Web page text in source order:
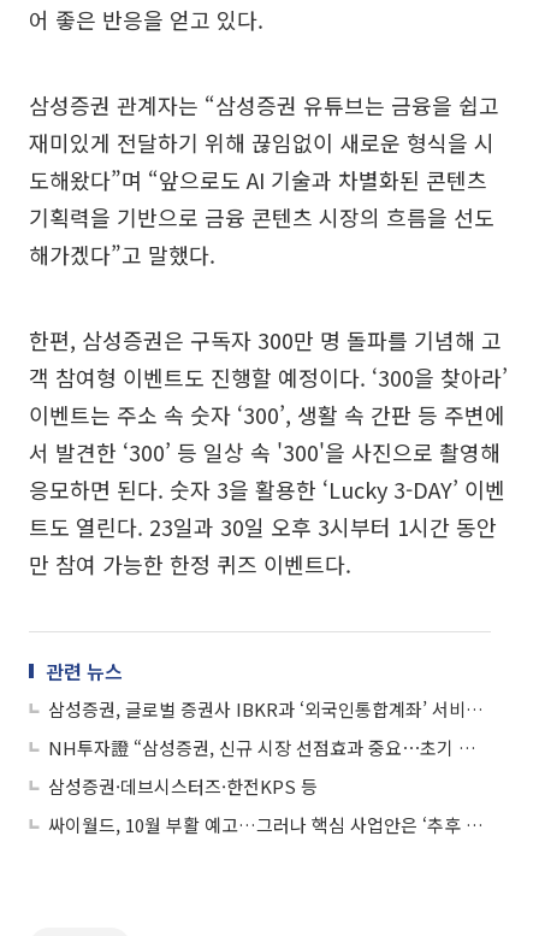
어 좋은 반응을 얻고 있다.
삼성증권 관계자는 “삼성증권 유튜브는 금융을 쉽고
재미있게 전달하기 위해 끊임없이 새로운 형식을 시
도해왔다”며 “앞으로도 AI 기술과 차별화된 콘텐츠
기획력을 기반으로 금융 콘텐츠 시장의 흐름을 선도
해가겠다”고 말했다.
한편, 삼성증권은 구독자 300만 명 돌파를 기념해 고
객 참여형 이벤트도 진행할 예정이다. ‘300을 찾아라’
이벤트는 주소 속 숫자 ‘300’, 생활 속 간판 등 주변에
서 발견한 ‘300’ 등 일상 속 '300'을 사진으로 촬영해
응모하면 된다. 숫자 3을 활용한 ‘Lucky 3-DAY’ 이벤
트도 열린다. 23일과 30일 오후 3시부터 1시간 동안
만 참여 가능한 한정 퀴즈 이벤트다.
관련 뉴스
삼성증권, 글로벌 증권사 IBKR과 ‘외국인통합계좌’ 서비스 오픈
NH투자證 “삼성증권, 신규 시장 선점효과 중요⋯초기 격차 확보가 핵심”
삼성증권·데브시스터즈·한전KPS 등
싸이월드, 10월 부활 예고…그러나 핵심 사업안은 ‘추후 공개’